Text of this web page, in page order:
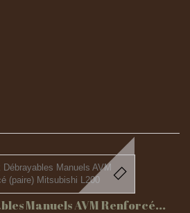
Manuels AVM Renforcé...